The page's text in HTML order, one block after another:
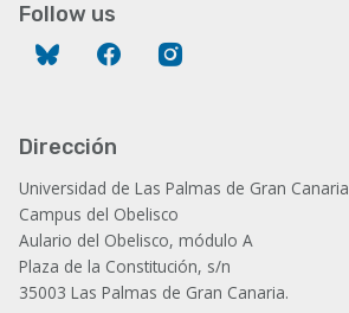
Follow us
Bluesky Facebook
Dirección
Universidad de Las Palmas de Gran Canaria
Campus del Obelisco
Aulario del Obelisco, módulo A
Plaza de la Constitución, s/n
35003 Las Palmas de Gran Canaria.